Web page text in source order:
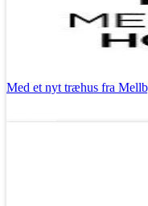
Med et nyt træhus fra